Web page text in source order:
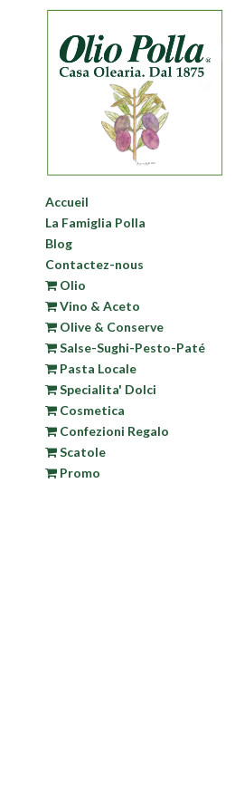
Accueil
La Famiglia Polla
Blog
Contactez-nous
Olio
Vino & Aceto
Olive & Conserve
Salse-Sughi-Pesto-Paté
Pasta Locale
Specialita' Dolci
Cosmetica
Confezioni Regalo
Scatole
Promo